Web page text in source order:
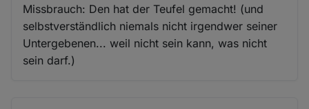
Missbrauch: Den hat der Teufel gemacht! (und
selbstverständlich niemals nicht irgendwer seiner
Untergebenen... weil nicht sein kann, was nicht
sein darf.)